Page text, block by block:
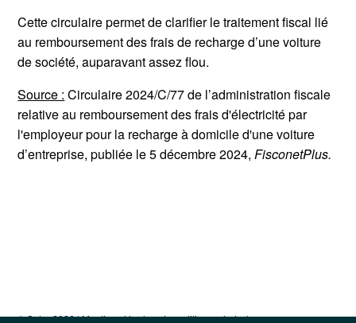
Cette circulaire permet de clarifier le traitement fiscal lié
au remboursement des frais de recharge d’une voiture
de société, auparavant assez flou.
Source : Circulaire 2024/C/77 de l’administration fiscale
relative au remboursement des frais d'électricité par
l'employeur pour la recharge à domicile d'une voiture
d’entreprise, publiée le 5 décembre 2024, FisconetPlus.
© Sotra 2026 |Mentions légales et conditions générales